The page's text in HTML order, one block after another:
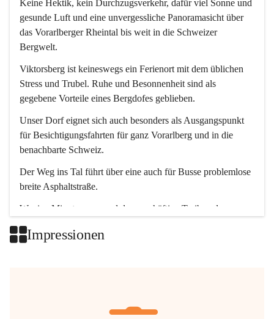
Keine Hektik, kein Durchzugsverkehr, dafür viel Sonne und
gesunde Luft und eine unvergessliche Panoramasicht über
das Vorarlberger Rheintal bis weit in die Schweizer
Bergwelt.
Viktorsberg ist keineswegs ein Ferienort mit dem üblichen
Stress und Trubel. Ruhe und Besonnenheit sind als
gegebene Vorteile eines Bergdofes geblieben.
Unser Dorf eignet sich auch besonders als Ausgangspunkt
für Besichtigungsfahrten für ganz Vorarlberg und in die
benachbarte Schweiz.
Der Weg ins Tal führt über eine auch für Busse problemlose
breite Asphaltstraße.
Wenige Minuten nur, und das geschäftige Treiben der
Impressionen